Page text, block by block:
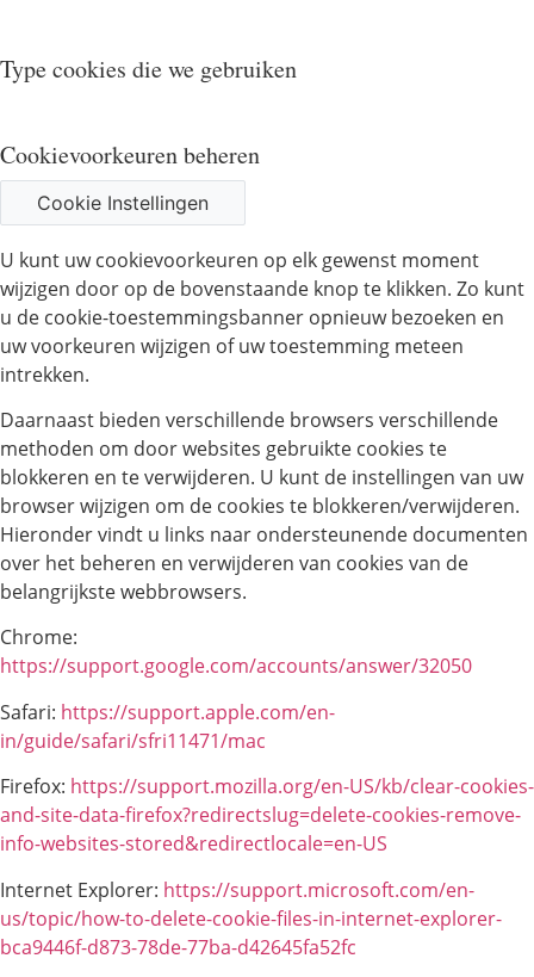
Type cookies die we gebruiken
Cookievoorkeuren beheren
Cookie Instellingen
U kunt uw cookievoorkeuren op elk gewenst moment
wijzigen door op de bovenstaande knop te klikken. Zo kunt
u de cookie-toestemmingsbanner opnieuw bezoeken en
uw voorkeuren wijzigen of uw toestemming meteen
intrekken.
Daarnaast bieden verschillende browsers verschillende
methoden om door websites gebruikte cookies te
blokkeren en te verwijderen. U kunt de instellingen van uw
browser wijzigen om de cookies te blokkeren/verwijderen.
Hieronder vindt u links naar ondersteunende documenten
over het beheren en verwijderen van cookies van de
belangrijkste webbrowsers.
Chrome:
https://support.google.com/accounts/answer/32050
Safari: https://support.apple.com/en-
in/guide/safari/sfri11471/mac
Firefox: https://support.mozilla.org/en-US/kb/clear-cookies-
and-site-data-firefox?redirectslug=delete-cookies-remove-
info-websites-stored&redirectlocale=en-US
Internet Explorer: https://support.microsoft.com/en-
us/topic/how-to-delete-cookie-files-in-internet-explorer-
bca9446f-d873-78de-77ba-d42645fa52fc